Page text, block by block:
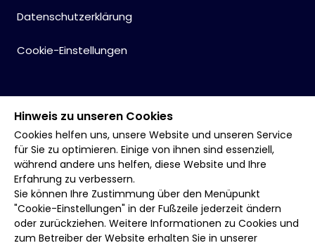
Datenschutzerklärung
Cookie-Einstellungen
Hinweis zu unseren Cookies
Cookies helfen uns, unsere Website und unseren Service
für Sie zu optimieren. Einige von ihnen sind essenziell,
während andere uns helfen, diese Website und Ihre
Erfahrung zu verbessern.
Sie können Ihre Zustimmung über den Menüpunkt
"Cookie-Einstellungen" in der Fußzeile jederzeit ändern
oder zurückziehen. Weitere Informationen zu Cookies und
zum Betreiber der Website erhalten Sie in unserer